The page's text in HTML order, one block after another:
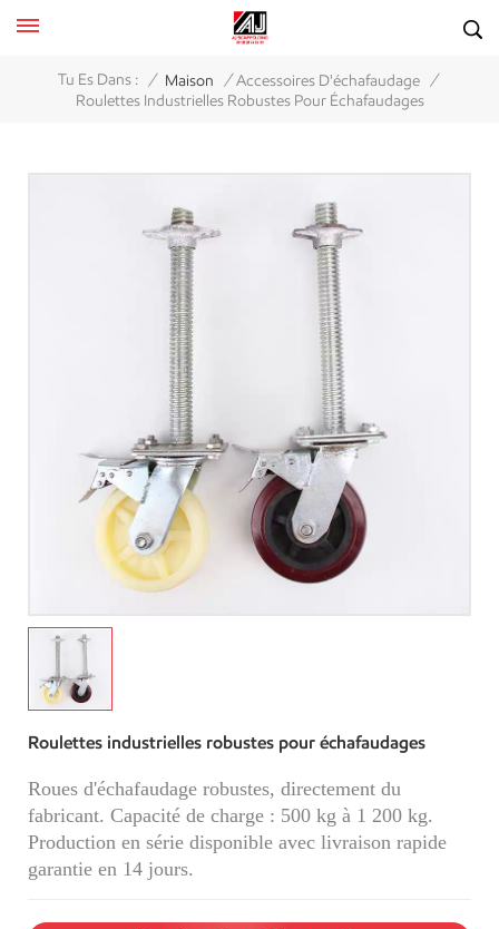
Tu Es Dans : / Maison / Accessoires D'échafaudage /
Roulettes Industrielles Robustes Pour Échafaudages
Roulettes industrielles robustes pour échafaudages
Roues d'échafaudage robustes, directement du
fabricant. Capacité de charge : 500 kg à 1 200 kg.
Production en série disponible avec livraison rapide
garantie en 14 jours.